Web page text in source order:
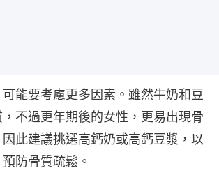
能要考慮更多因素。雖然牛奶和豆
不過更年期後的女性，更易出現骨
此建議挑選高鈣奶或高鈣豆漿，以
防骨質疏鬆。